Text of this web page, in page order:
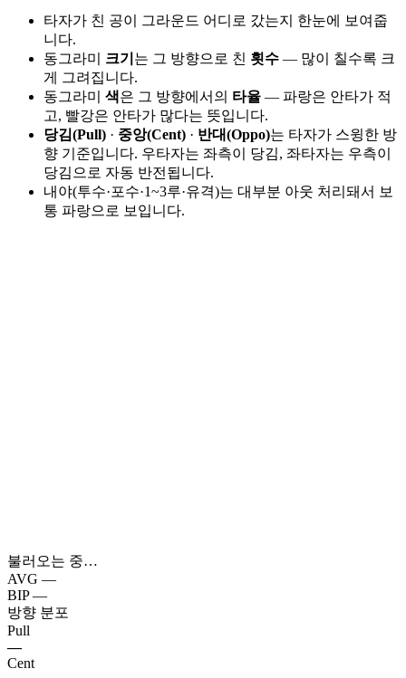
타자가 친 공이 그라운드 어디로 갔는지 한눈에 보여줍
니다.
동그라미 크기 는 그 방향으로 친 횟수 — 많이 칠수록 크
게 그려집니다.
동그라미 색은 그 방향에서의 타율 — 파랑은 안타가 적
고, 빨강은 안타가 많다는 뜻입니다.
당김(Pull) · 중앙(Cent) · 반대(Oppo)는 타자가 스윙한 방
향 기준입니다. 우타자는 좌측이 당김, 좌타자는 우측이
당김으로 자동 반전됩니다.
내야(투수·포수·1~3루·유격)는 대부분 아웃 처리돼서 보
통 파랑으로 보입니다.
불러오는 중…
AVG —
BIP —
방향 분포
Pull
—
Cent